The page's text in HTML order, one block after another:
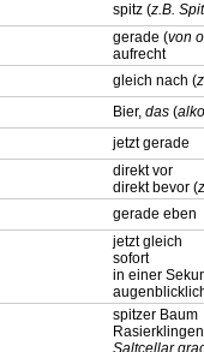
spitz (z.B.
gerade (von
aufrecht
gleich nach (
Bier, das (
jetzt gerade
direkt vor
direkt bevor (
gerade eben
jetzt gleich
sofort
in einer
spitzer Baum
Saltcellar